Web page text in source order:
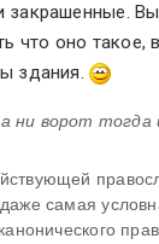
закрашенные.
что оно такое,
здания.
ни ворот тогда
самая